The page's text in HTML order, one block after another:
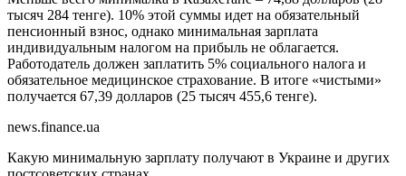
тысяч 284 тенге). 10% этой суммы идет на обязательный
пенсионный взнос, однако минимальная зарплата
индивидуальным налогом на прибыль не облагается.
Работодатель должен заплатить 5% социального налога и
обязательное медицинское страхование. В итоге «чистыми»
получается 67,39 долларов (25 тысяч 455,6 тенге).
news.finance.ua
Какую минимальную зарплату получают в Украине и других